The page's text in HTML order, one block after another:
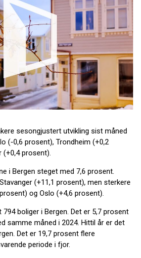
sesongjustert utvikling sist måned
(-0,6 prosent), Trondheim (+0,2
(+0,4 prosent).
i Bergen steget med 7,6 prosent.
(+11,1 prosent), men sterkere
og Oslo (+4,6 prosent).
boliger i Bergen. Det er 5,7 prosent
samme måned i 2024. Hittil år er det
Det er 19,7 prosent flere
periode i fjor.